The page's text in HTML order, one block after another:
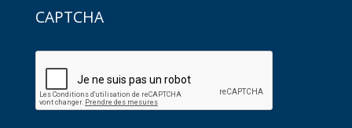
CAPTCHA